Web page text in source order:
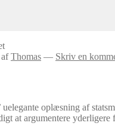
afThomas — Skriv en
oplæsning af
at argumentere